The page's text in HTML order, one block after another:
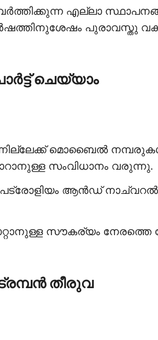
എല്ലാ
പുരാവസ്തു
ചെയ്യാം
മൊബൈല്‍
സംവിധാനം വരുന്നു.
ആന്‍ഡ് നാച്വറല്‍
സൗകര്യം
ട്രമ്പന്‍ തീരുവ